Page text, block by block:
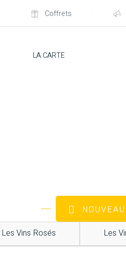
Coffrets
LA CARTE
NOUVEAU
Les Vins Rosés Les